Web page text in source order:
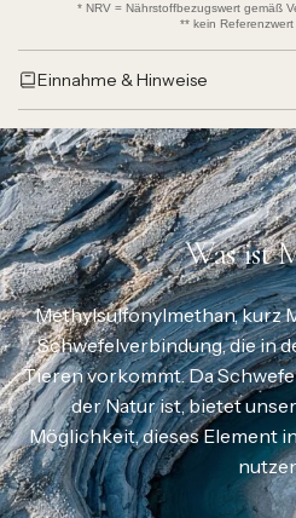
* NRV = Nährstoffbezugswert gemäß
** kein
Einnahme & Hinweise
Was ist
Methylsulfonylmethan, kurz
Schwefelverbindung, die in
Tieren vorkommt. Da
der Natur ist, bietet
Möglichkeit, dieses Element